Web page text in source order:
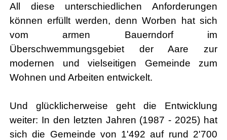
All diese unterschiedlichen Anforderungen
können erfüllt werden, denn Worben hat sich
vom armen Bauerndorf im
Überschwemmungsgebiet der Aare zur
modernen und vielseitigen Gemeinde zum
Wohnen und Arbeiten entwickelt.
Und glücklicherweise geht die Entwicklung
weiter: In den letzten Jahren (1987 - 2025) hat
sich die Gemeinde von 1'492 auf rund 2'700